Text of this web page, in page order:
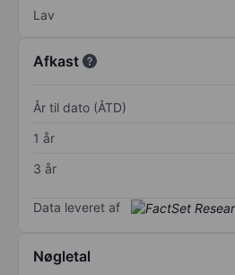
Lav
Afkast
År til dato (ÅTD)
1 år
3 år
Data leveret af
Nøgletal